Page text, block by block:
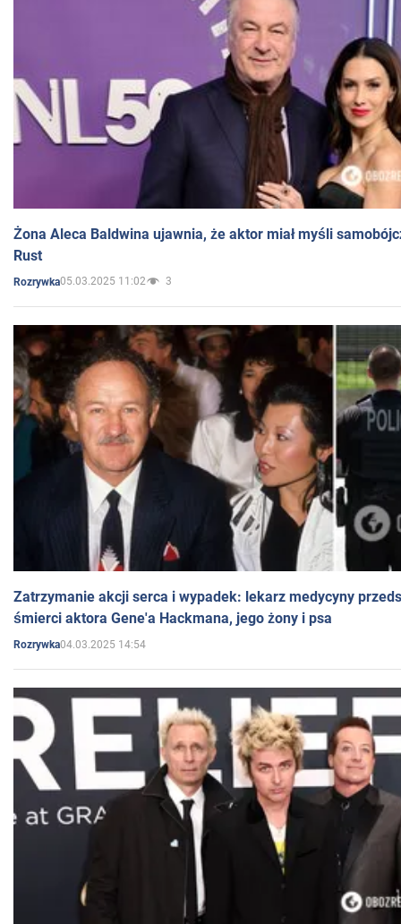
Żona Aleca Baldwina ujawnia, że aktor miał myśli
Rust
Rozrywka05.03.2025 11:02 3
Zatrzymanie akcji serca i wypadek: lekarz medycyny
śmierci aktora Gene'a Hackmana, jego żony i psa
Rozrywka04.03.2025 14:54